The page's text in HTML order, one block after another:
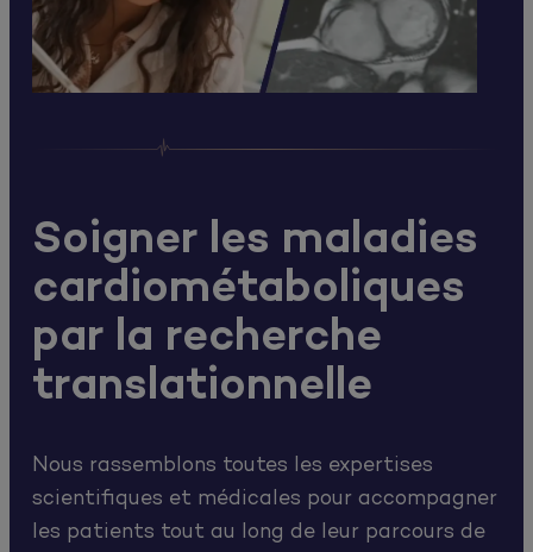
Soigner les maladies
cardiométaboliques
par la recherche
translationnelle
Nous rassemblons toutes les expertises
scientifiques et médicales pour accompagner
les patients tout au long de leur parcours de